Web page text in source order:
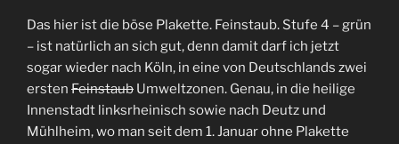
Das hier ist die böse Plakette. Feinstaub. Stufe 4 – grün
– ist natürlich an sich gut, denn damit darf ich jetzt
sogar wieder nach Köln, in eine von Deutschlands zwei
ersten Feinstaub Umweltzonen. Genau, in die heilige
Innenstadt linksrheinisch sowie nach Deutz und
Mühlheim, wo man seit dem 1. Januar ohne Plakette